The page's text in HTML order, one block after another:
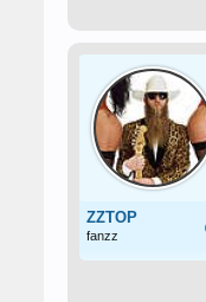
ZZTOP
fanzz